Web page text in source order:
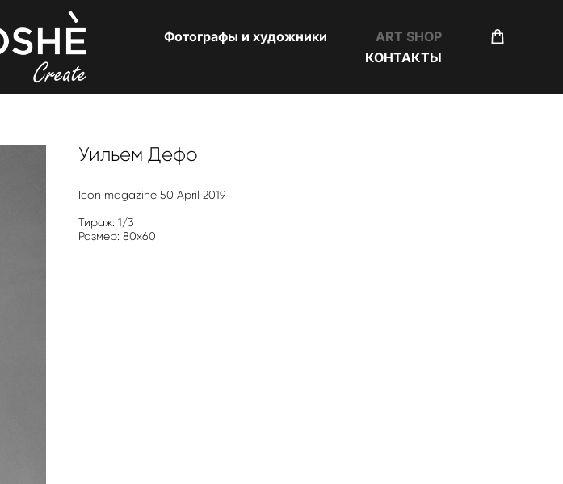
Фотографы и художники
ART SHOP
КОНТАКТЫ
Уильем Дефо
Icon magazine 50 April 2019
Тираж: 1/3
Размер: 80x60